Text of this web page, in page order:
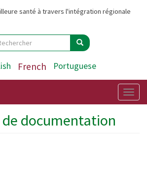
santé à travers l'intégration régionale
Rechercher
French Portuguese
documentation